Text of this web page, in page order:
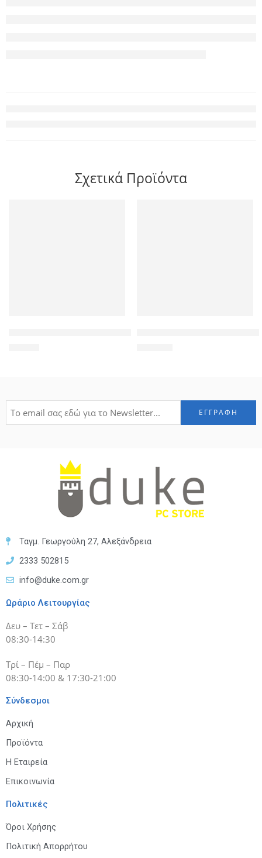
Σχετικά Προϊόντα
Ταγμ. Γεωργούλη 27, Αλεξάνδρεια
2333 502815
info@duke.com.gr
Ωράριο Λειτουργίας
Δευ – Τετ – Σάβ
08:30-14:30
Τρί – Πέμ – Παρ
08:30-14:00 & 17:30-21:00
Σύνδεσμοι
Αρχική
Προϊόντα
Η Εταιρεία
Επικοινωνία
Πολιτικές
Όροι Χρήσης
Πολιτική Απορρήτου